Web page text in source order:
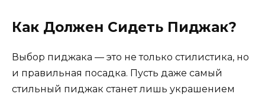
Как Должен Сидеть Пиджак?
Выбор пиджака — это не только стилистика, но
и правильная посадка. Пусть даже самый
стильный пиджак станет лишь украшением